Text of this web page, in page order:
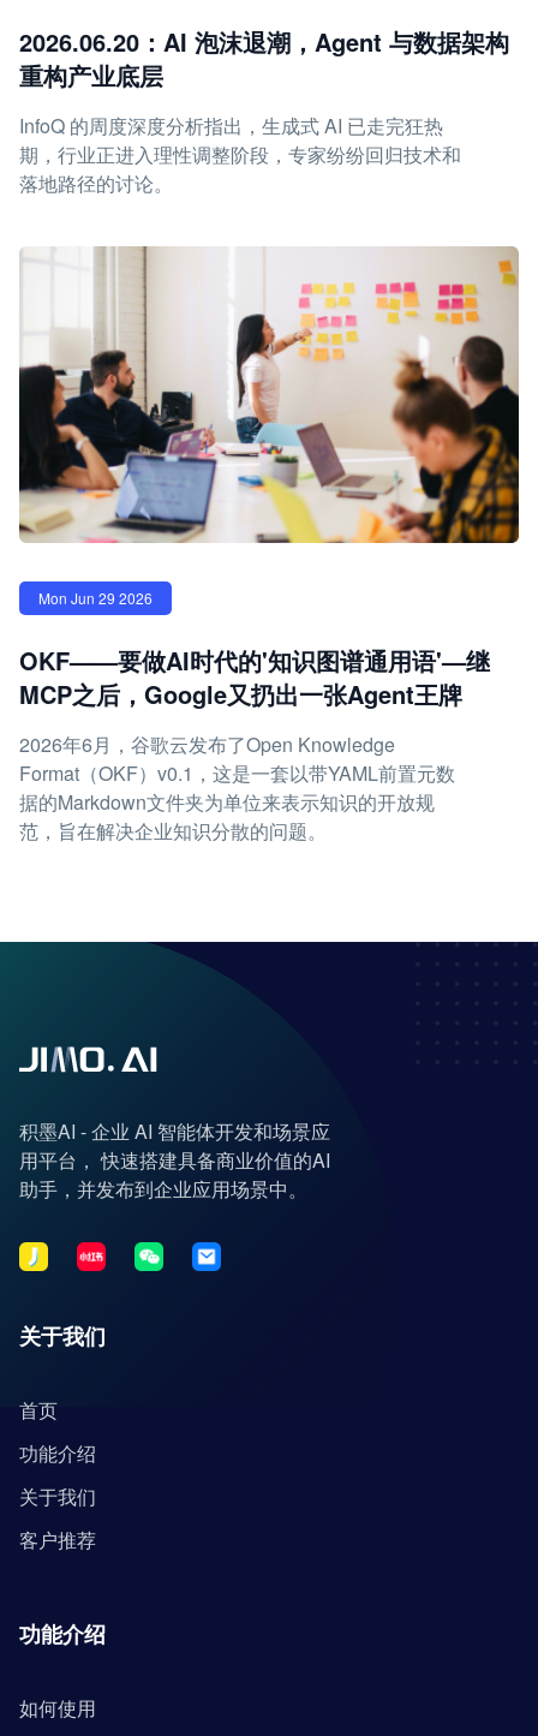
2026.06.20：AI 泡沫退潮，Agent 与数据架构
重构产业底层
InfoQ 的周度深度分析指出，生成式 AI 已走完狂热
期，行业正进入理性调整阶段，专家纷纷回归技术和
落地路径的讨论。
Mon Jun 29 2026
OKF——要做AI时代的'知识图谱通用语'—继
MCP之后，Google又扔出一张Agent王牌
2026年6月，谷歌云发布了Open Knowledge
Format（OKF）v0.1，这是一套以带YAML前置元数
据的Markdown文件夹为单位来表示知识的开放规
范，旨在解决企业知识分散的问题。
积墨AI - 企业 AI 智能体开发和场景应
用平台， 快速搭建具备商业价值的AI
助手，并发布到企业应用场景中。
关于我们
首页
功能介绍
关于我们
客户推荐
功能介绍
如何使用